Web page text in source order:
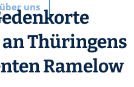
uns
Thüringens
Ramelow